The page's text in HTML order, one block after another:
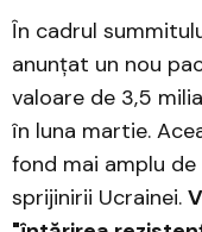
În cadrul
anunțat un nou
valoare de 3,5
în luna martie.
fond mai amplu
sprijinirii Ucrainei.